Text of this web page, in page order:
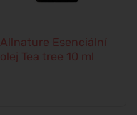
Allnature Esenciální
olej Tea tree 10 ml